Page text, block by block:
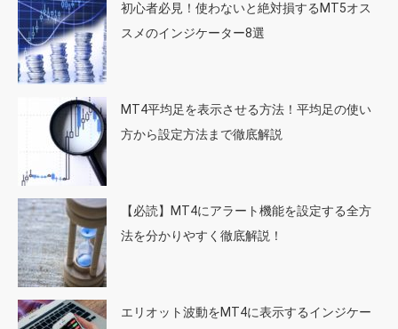
初心者必見！使わないと絶対損するMT5オス
スメのインジケーター8選
MT4平均足を表示させる方法！平均足の使い
方から設定方法まで徹底解説
【必読】MT4にアラート機能を設定する全方
法を分かりやすく徹底解説！
エリオット波動をMT4に表示するインジケー